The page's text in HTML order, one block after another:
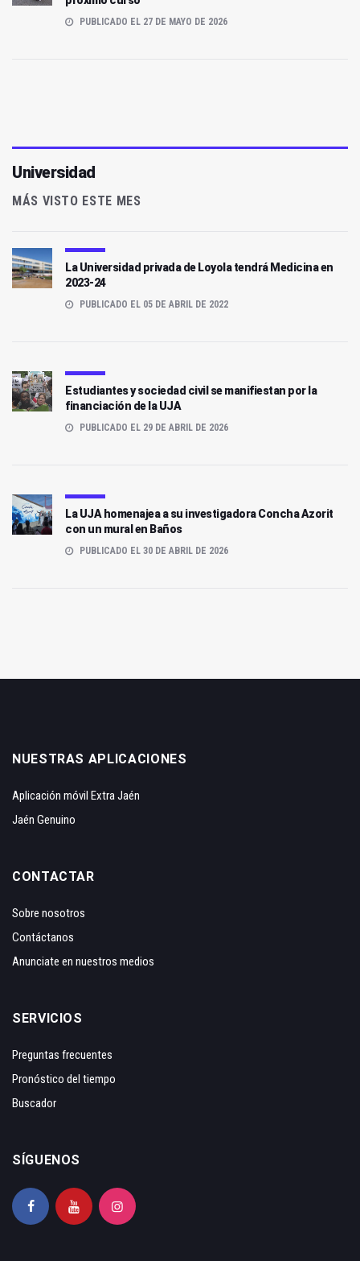
PUBLICADO EL 27 DE MAYO DE 2026
Universidad
MÁS VISTO ESTE MES
La Universidad privada de Loyola tendrá Medicina en
2023-24
PUBLICADO EL 05 DE ABRIL DE 2022
Estudiantes y sociedad civil se manifiestan por la
financiación de la UJA
PUBLICADO EL 29 DE ABRIL DE 2026
La UJA homenajea a su investigadora Concha Azorit
con un mural en Baños
PUBLICADO EL 30 DE ABRIL DE 2026
NUESTRAS APLICACIONES
Aplicación móvil Extra Jaén
Jaén Genuino
CONTACTAR
Sobre nosotros
Contáctanos
Anunciate en nuestros medios
SERVICIOS
Preguntas frecuentes
Pronóstico del tiempo
Buscador
SÍGUENOS